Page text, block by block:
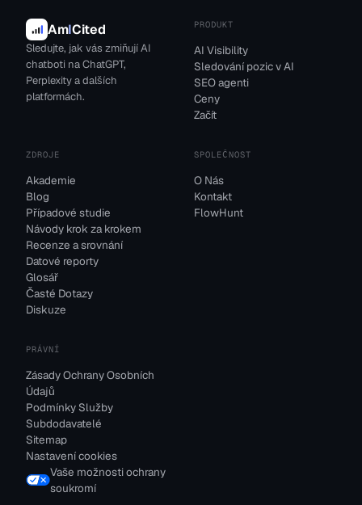
AmICited
Sledujte, jak vás zmiňují AI
chatboti na ChatGPT,
Perplexity a dalších
platformách.
PRODUKT
AI Visibility
Sledování pozic v AI
SEO agenti
Ceny
Začít
ZDROJE
Akademie
Blog
Případové studie
Návody krok za krokem
Recenze a srovnání
Datové reporty
Glosář
Časté Dotazy
Diskuze
SPOLEČNOST
O Nás
Kontakt
FlowHunt
PRÁVNÍ
Zásady Ochrany Osobních
Údajů
Podmínky Služby
Subdodavatelé
Sitemap
Nastavení cookies
Vaše možnosti ochrany
soukromí